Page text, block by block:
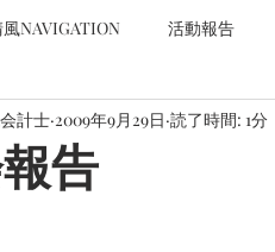
NAVIGATION 活動報告
告
計士 2009年9月29日 読了時間: 1分